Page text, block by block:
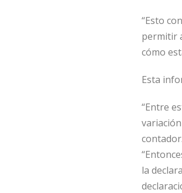
“Esto
permitir
cómo
Esta
“Entre
contador.
la